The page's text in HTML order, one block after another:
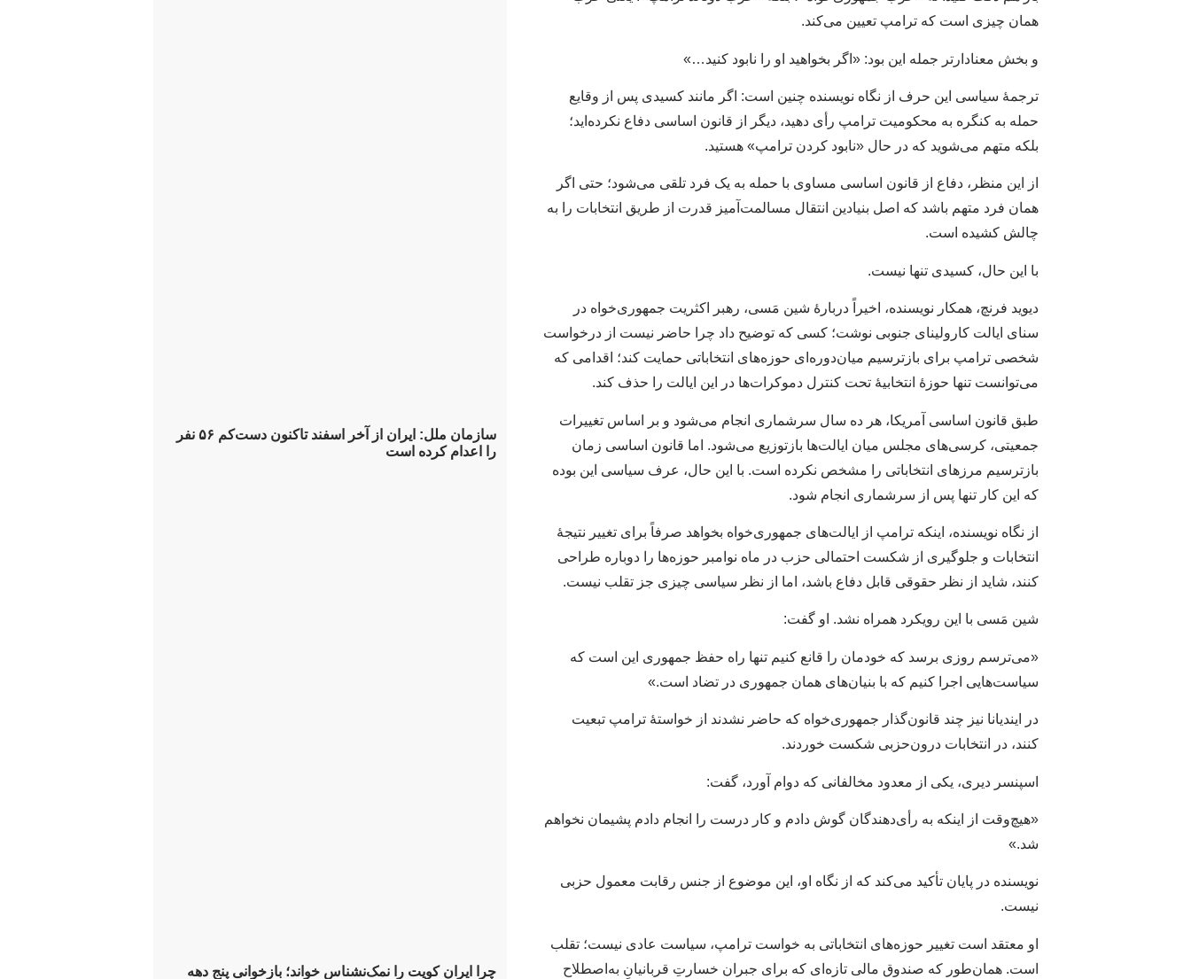
همان چیزی است که ترامپ تعیین می‌کند.
و بخش معنادارتر جمله این بود: «اگر بخواهید او را نابود کنید…»
ترجمهٔ سیاسی این حرف از نگاه نویسنده چنین است: اگر مانند کسیدی پس از وقایع
حمله به کنگره به محکومیت ترامپ رأی دهید، دیگر از قانون اساسی دفاع نکرده‌اید؛
بلکه متهم می‌شوید که در حال «نابود کردن ترامپ» هستید.
از این منظر، دفاع از قانون اساسی مساوی با حمله به یک فرد تلقی می‌شود؛ حتی اگر
همان فرد متهم باشد که اصل بنیادین انتقال مسالمت‌آمیز قدرت از طریق انتخابات را به
چالش کشیده است.
با این حال، کسیدی تنها نیست.
دیوید فرنچ، همکار نویسنده، اخیراً دربارهٔ شین مَسی، رهبر اکثریت جمهوری‌خواه در
سنای ایالت کارولینای جنوبی نوشت؛ کسی که توضیح داد چرا حاضر نیست از درخواست
شخصی ترامپ برای بازترسیم میان‌دوره‌ای حوزه‌های انتخاباتی حمایت کند؛ اقدامی که
می‌توانست تنها حوزهٔ انتخابیهٔ تحت کنترل دموکرات‌ها در این ایالت را حذف کند.
طبق قانون اساسی آمریکا، هر ده سال سرشماری انجام می‌شود و بر اساس تغییرات
جمعیتی، کرسی‌های مجلس میان ایالت‌ها بازتوزیع می‌شود. اما قانون اساسی زمان
بازترسیم مرزهای انتخاباتی را مشخص نکرده است. با این حال، عرف سیاسی این بوده
که این کار تنها پس از سرشماری انجام شود.
از نگاه نویسنده، اینکه ترامپ از ایالت‌های جمهوری‌خواه بخواهد صرفاً برای تغییر نتیجهٔ
انتخابات و جلوگیری از شکست احتمالی حزب در ماه نوامبر حوزه‌ها را دوباره طراحی
کنند، شاید از نظر حقوقی قابل دفاع باشد، اما از نظر سیاسی چیزی جز تقلب نیست.
شین مَسی با این رویکرد همراه نشد. او گفت:
«می‌ترسم روزی برسد که خودمان را قانع کنیم تنها راه حفظ جمهوری این است که
سیاست‌هایی اجرا کنیم که با بنیان‌های همان جمهوری در تضاد است.»
در ایندیانا نیز چند قانون‌گذار جمهوری‌خواه که حاضر نشدند از خواستهٔ ترامپ تبعیت
کنند، در انتخابات درون‌حزبی شکست خوردند.
اسپنسر دیری، یکی از معدود مخالفانی که دوام آورد، گفت:
«هیچ‌وقت از اینکه به رأی‌دهندگان گوش دادم و کار درست را انجام دادم پشیمان نخواهم
شد.»
نویسنده در پایان تأکید می‌کند که از نگاه او، این موضوع از جنس رقابت معمول حزبی
نیست.
او معتقد است تغییر حوزه‌های انتخاباتی به خواست ترامپ، سیاست عادی نیست؛ تقلب
است. همان‌طور که صندوق مالی تازه‌ای که برای جبران خسارتِ قربانیانِ به‌اصطلاح
سازمان ملل: ایران از آخر اسفند تاکنون دست‌کم ۵۶ نفر
را اعدام کرده است
چرا ایران کویت را نمک‌نشناس خواند؛ بازخوانی پنج دهه